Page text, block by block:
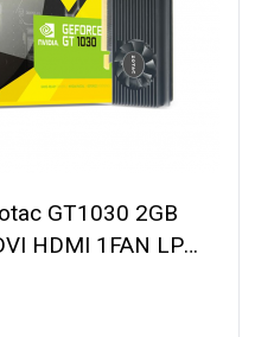
GT1030 2GB
HDMI 1FAN LP